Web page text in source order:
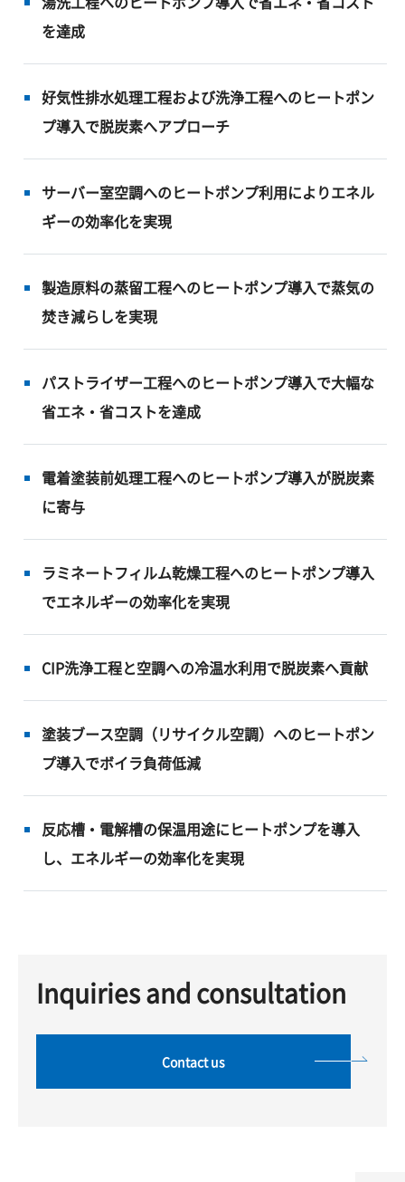
を達成
好気性排水処理工程および洗浄工程へのヒートポン
プ導入で脱炭素へアプローチ
サーバー室空調へのヒートポンプ利用によりエネル
ギーの効率化を実現
製造原料の蒸留工程へのヒートポンプ導入で蒸気の
焚き減らしを実現
パストライザー工程へのヒートポンプ導入で大幅な
省エネ・省コストを達成
電着塗装前処理工程へのヒートポンプ導入が脱炭素
に寄与
ラミネートフィルム乾燥工程へのヒートポンプ導入
でエネルギーの効率化を実現
CIP洗浄工程と空調への冷温水利用で脱炭素へ貢献
塗装ブース空調（リサイクル空調）へのヒートポン
プ導入でボイラ負荷低減
反応槽・電解槽の保温用途にヒートポンプを導入
し、エネルギーの効率化を実現
Inquiries and consultation
Contact us